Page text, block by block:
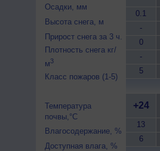
Осадки, мм
Высота снега, м
Прирост снега за 3 ч.
Плотность снега кг/
м3
Класс пожаров (1-5)
Температура
почвы,°C
Влагосодержание, %
Доступная влага, %
0.1
-
0
-
5
+24
13
6